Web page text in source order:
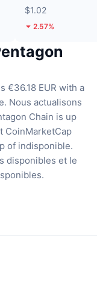
$1.02
2.57%
€36.18 EUR with a
Nous actualisons
Chain is up
CoinMarketCap
of indisponible.
disponibles et le